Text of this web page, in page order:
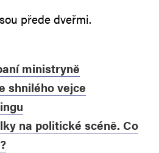
přede dveřmi.
ministryně
shnilého vejce
na politické scéně. Co